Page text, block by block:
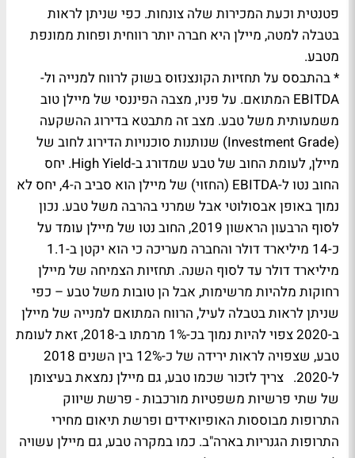
פטנטית וכעת המכירות שלה צונחות. כפי שניתן לראות
בטבלה למטה, מיילן היא חברה יותר רווחית ופחות ממונפת
מטבע.
* בהתבסס על תחזיות הקונצנזוס בשוק לרווח למנייה ול-
EBITDA המתואם. על פניו, מצבה הפיננסי של מיילן טוב
משמעותית משל טבע. מצב זה מתבטא בדירוג ההשקעה
(Investment Grade) שנותנות סוכנויות הדירוג לחוב של
מיילן, לעומת החוב של טבע שמדורג ב-High Yield. יחס
החוב נטו ל-EBITDA (החזוי) של מיילן הוא סביב ה-4, יחס לא
נמוך באופן אבסולוטי אבל שמרני בהרבה משל טבע. נכון
לסוף הרבעון הראשון 2019, החוב נטו של מיילן עומד על
כ-14 מיליארד דולר והחברה מעריכה כי הוא יקטן ב-1.1
מיליארד דולר עד לסוף השנה. תחזיות הצמיחה של מיילן
רחוקות מלהיות מרשימות, אבל הן טובות משל טבע – כפי
שניתן לראות בטבלה לעיל, הרווח המתואם למנייה של מיילן
ב-2020 צפוי להיות נמוך בכ-1% מרמתו ב-2018, זאת לעומת
טבע, שצפויה לראות ירידה של כ-12% בין השנים 2018
ל-2020. צריך לזכור שכמו טבע, גם מיילן נמצאת בעיצומן
של שתי פרשיות משפטיות מורכבות - פרשת שיווק
התרופות מבוססות האופיואידים ופרשת תיאום מחירי
התרופות הגנריות בארה"ב. כמו במקרה טבע, גם מיילן עשויה